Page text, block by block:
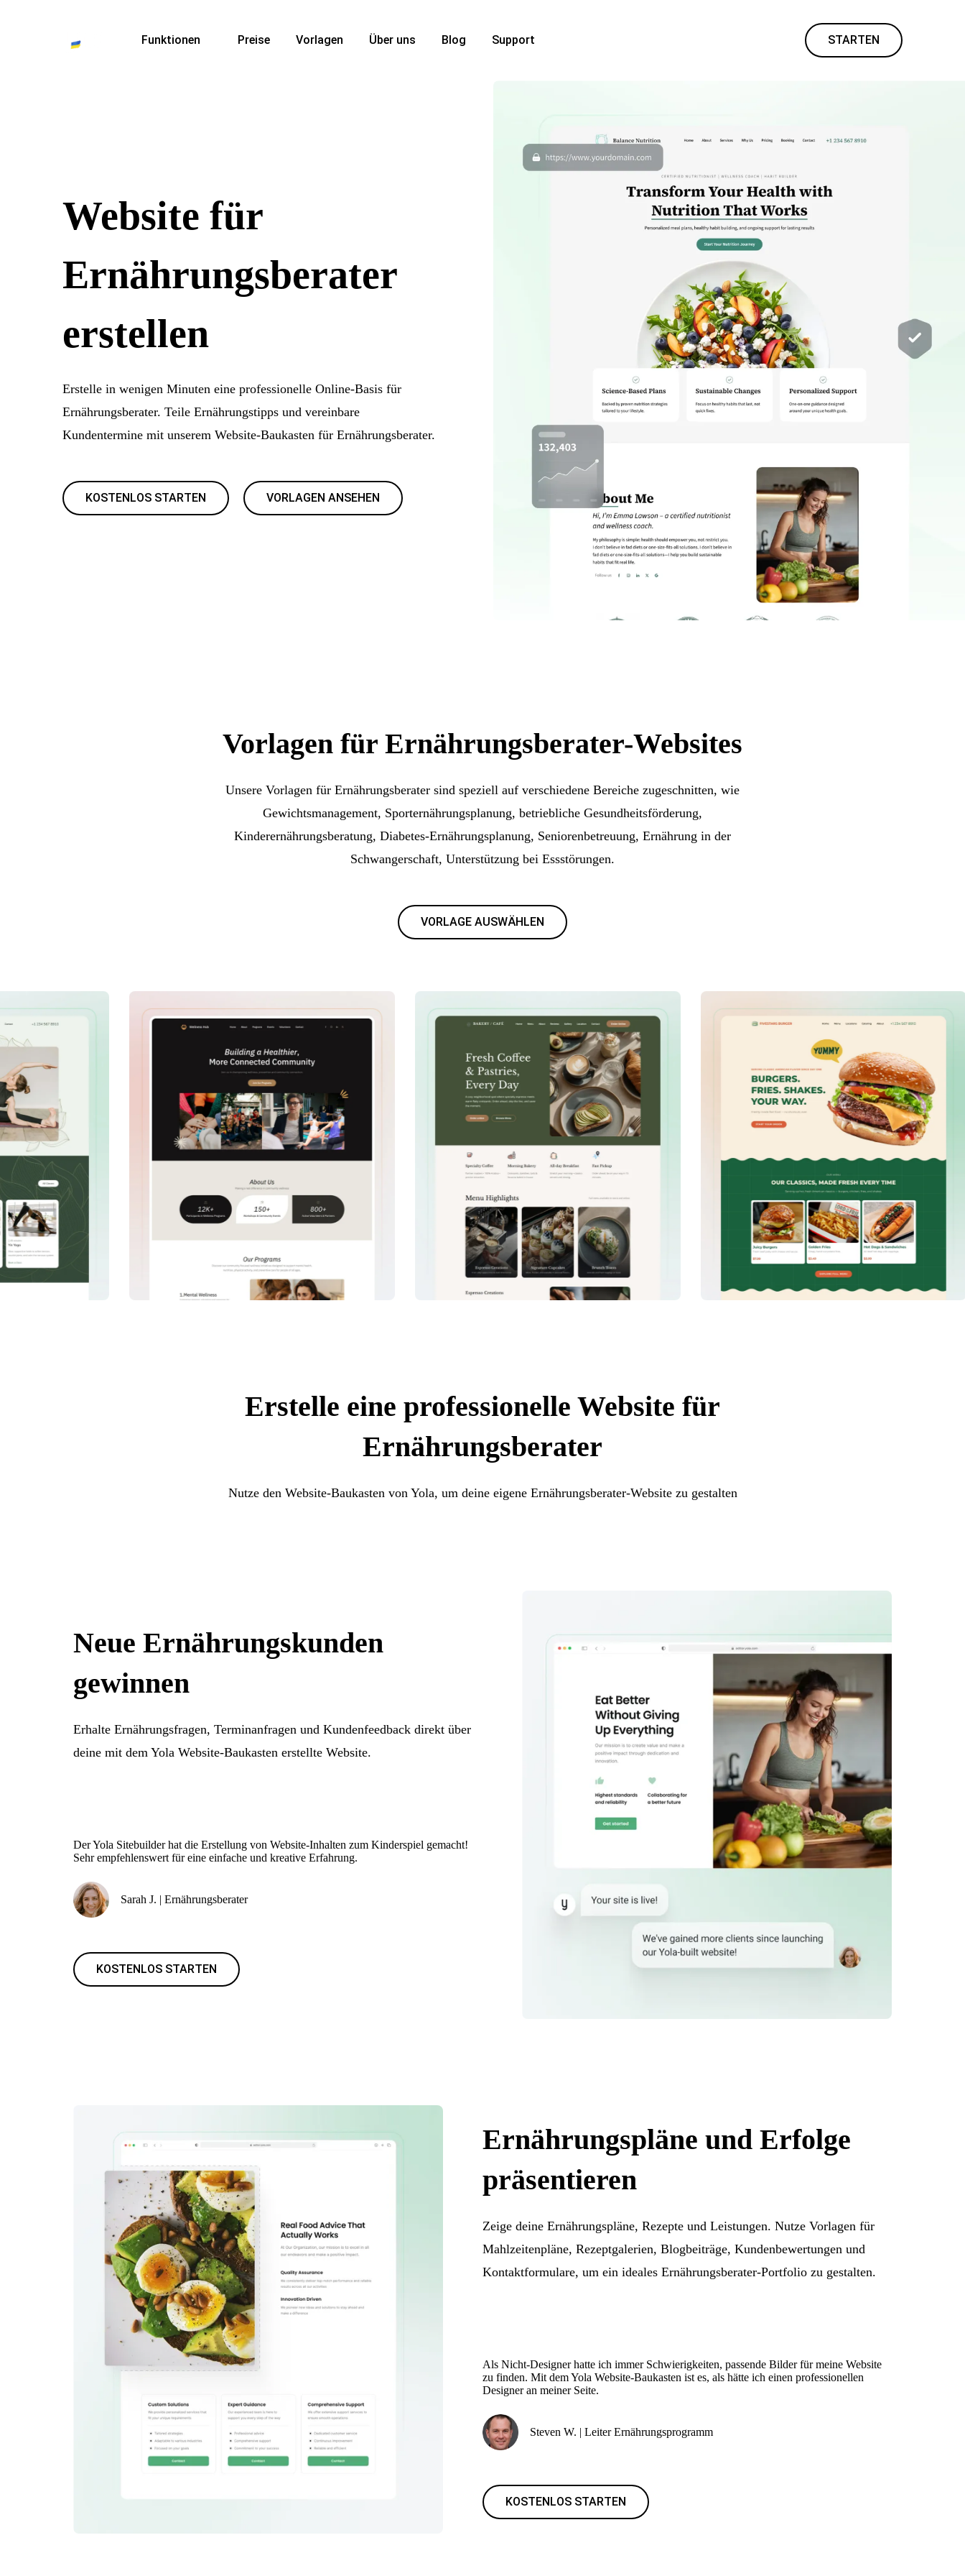
Funktionen Preise Vorlagen Über uns Blog Support STARTEN
Website für
Ernährungsberater
erstellen
Erstelle in wenigen Minuten eine professionelle Online-Basis für
Ernährungsberater. Teile Ernährungstipps und vereinbare
Kundentermine mit unserem Website-Baukasten für Ernährungsberater.
KOSTENLOS STARTEN VORLAGEN ANSEHEN
Vorlagen für Ernährungsberater-Websites
Unsere Vorlagen für Ernährungsberater sind speziell auf verschiedene Bereiche zugeschnitten, wie
Gewichtsmanagement, Sporternährungsplanung, betriebliche Gesundheitsförderung,
Kinderernährungsberatung, Diabetes-Ernährungsplanung, Seniorenbetreuung, Ernährung in der
Schwangerschaft, Unterstützung bei Essstörungen.
VORLAGE AUSWÄHLEN
Erstelle eine professionelle Website für
Ernährungsberater
Nutze den Website-Baukasten von Yola, um deine eigene Ernährungsberater-Website zu gestalten
Neue Ernährungskunden
gewinnen
Erhalte Ernährungsfragen, Terminanfragen und Kundenfeedback direkt über
deine mit dem Yola Website-Baukasten erstellte Website.
Der Yola Sitebuilder hat die Erstellung von Website-Inhalten zum Kinderspiel gemacht!
Sehr empfehlenswert für eine einfache und kreative Erfahrung.
Sarah J. | Ernährungsberater
KOSTENLOS STARTEN
Ernährungspläne und Erfolge
präsentieren
Zeige deine Ernährungspläne, Rezepte und Leistungen. Nutze Vorlagen für
Mahlzeitenpläne, Rezeptgalerien, Blogbeiträge, Kundenbewertungen und
Kontaktformulare, um ein ideales Ernährungsberater-Portfolio zu gestalten.
Als Nicht-Designer hatte ich immer Schwierigkeiten, passende Bilder für meine Website
zu finden. Mit dem Yola Website-Baukasten ist es, als hätte ich einen professionellen
Designer an meiner Seite.
Steven W. | Leiter Ernährungsprogramm
KOSTENLOS STARTEN